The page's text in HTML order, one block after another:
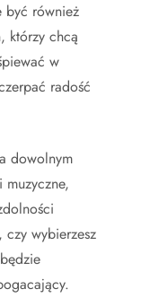
być również
którzy chcą
w
radość
dowolnym
wybierzesz